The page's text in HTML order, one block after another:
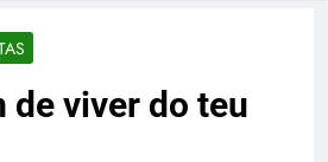
de viver do teu